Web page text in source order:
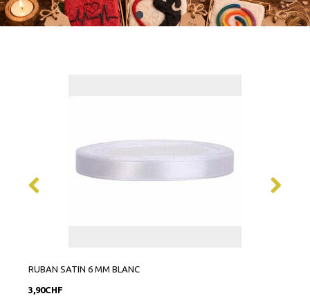
RUBAN SATIN 6 MM BLANC
3,90CHF